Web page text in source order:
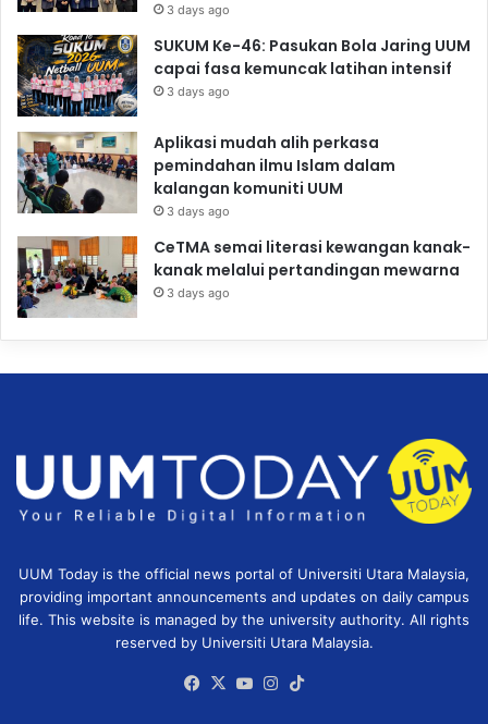
3 days ago
SUKUM Ke-46: Pasukan Bola Jaring UUM
capai fasa kemuncak latihan intensif
3 days ago
Aplikasi mudah alih perkasa
pemindahan ilmu Islam dalam
kalangan komuniti UUM
3 days ago
CeTMA semai literasi kewangan kanak-
kanak melalui pertandingan mewarna
3 days ago
UUM Today is the official news portal of Universiti Utara Malaysia,
providing important announcements and updates on daily campus
life. This website is managed by the university authority. All rights
reserved by Universiti Utara Malaysia.
Facebook
X YouTubeInstagram